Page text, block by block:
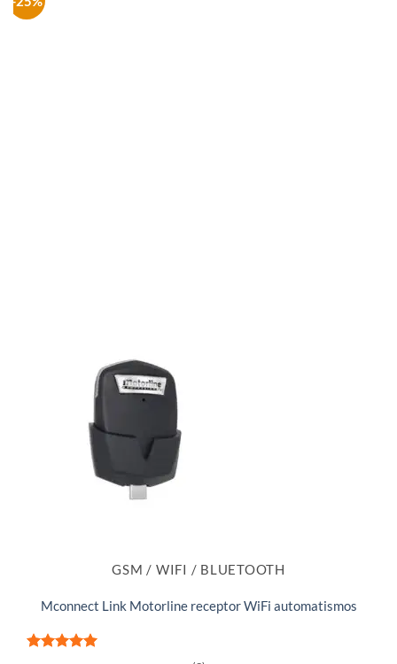
GSM / WIFI / BLUETOOTH
Mconnect Link Motorline receptor WiFi automatismos